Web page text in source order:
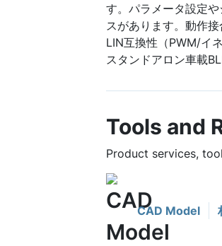
す。パラメータ設定
スがあります。動作
LIN互換性（PWM/イ
スタンドアロン車載
Tools and
Product services,
CAD Model